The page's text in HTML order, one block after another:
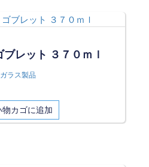
レット ３７０ｍｌ
ガラス製品
物カゴに追加